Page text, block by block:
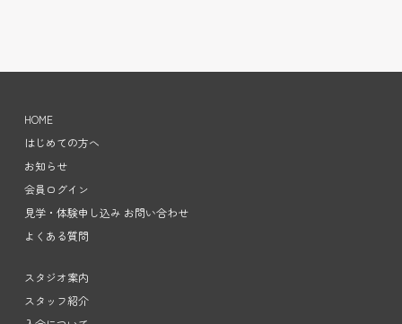
HOME
はじめての方へ
お知らせ
会員ログイン
見学・体験申し込み お問い合わせ
よくある質問
スタジオ案内
スタッフ紹介